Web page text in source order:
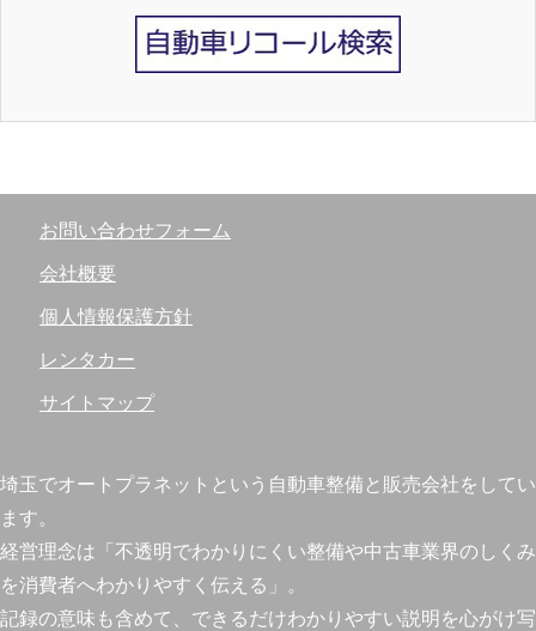
お問い合わせフォーム
会社概要
個人情報保護方針
レンタカー
サイトマップ
埼玉でオートプラネットという自動車整備と販売会社をしてい
ます。
経営理念は「不透明でわかりにくい整備や中古車業界のしくみ
を消費者へわかりやすく伝える」。
記録の意味も含めて、できるだけわかりやすい説明を心がけ写